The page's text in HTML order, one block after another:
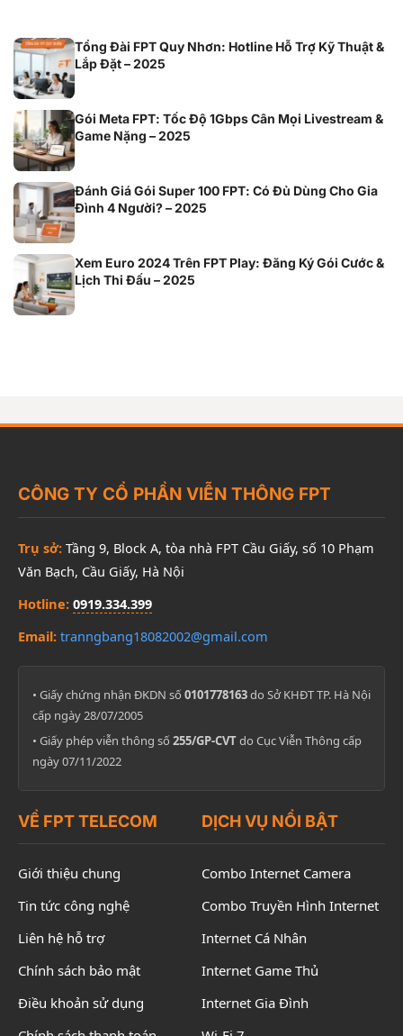
Tổng Đài FPT Quy Nhơn: Hotline Hỗ Trợ Kỹ Thuật &
Lắp Đặt – 2025
Gói Meta FPT: Tốc Độ 1Gbps Cân Mọi Livestream &
Game Nặng – 2025
Đánh Giá Gói Super 100 FPT: Có Đủ Dùng Cho Gia
Đình 4 Người? – 2025
Xem Euro 2024 Trên FPT Play: Đăng Ký Gói Cước &
Lịch Thi Đấu – 2025
CÔNG TY CỔ PHẦN VIỄN THÔNG FPT
Trụ sở: Tầng 9, Block A, tòa nhà FPT Cầu Giấy, số 10 Phạm
Văn Bạch, Cầu Giấy, Hà Nội
Hotline: 0919.334.399
Email: tranngbang18082002@gmail.com
• Giấy chứng nhận ĐKDN số 0101778163do Sở KHĐT TP. Hà Nội
cấp ngày 28/07/2005
• Giấy phép viễn thông số 255/GP-CVTdo Cục Viễn Thông cấp
ngày 07/11/2022
VỀ FPT TELECOM
Giới thiệu chung
Tin tức công nghệ
Liên hệ hỗ trợ
Chính sách bảo mật
Điều khoản sử dụng
DỊCH VỤ NỔI BẬT
Combo Internet Camera
Combo Truyền Hình Internet
Internet Cá Nhân
Internet Game Thủ
Internet Gia Đình